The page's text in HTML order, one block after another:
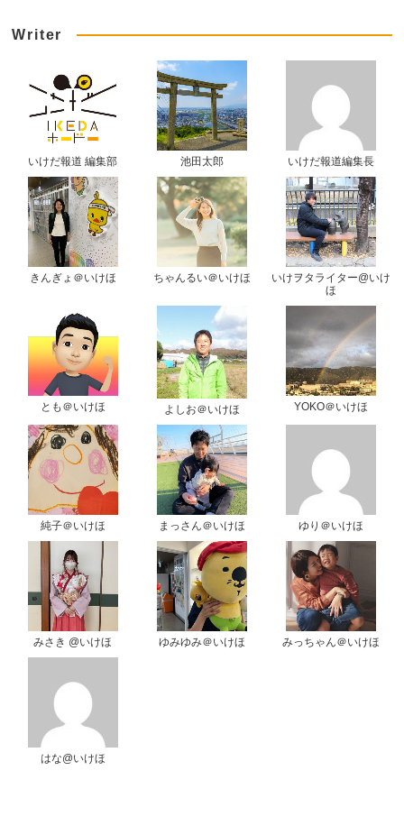
Writer
いけだ報道 編集部 池田太郎 いけだ報道編集長
きんぎょ＠いけほ ちゃんるい＠いけほ
いけヲタライター@いけ
ほ
とも＠いけほ よしお＠いけほ YOKO＠いけほ
純子＠いけほ まっさん＠いけほ ゆり＠いけほ
みさき @いけほ ゆみゆみ＠いけほ みっちゃん＠いけほ
はな@いけほ